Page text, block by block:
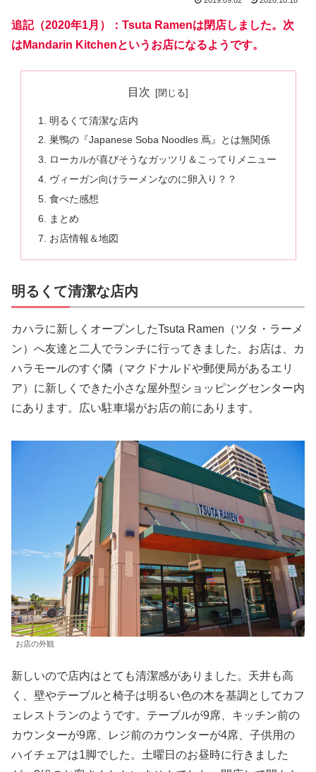
追記（2020年1月）：Tsuta Ramenは閉店しました。次
はMandarin Kitchenというお店になるようです。
目次
明るくて清潔な店内
巣鴨の『Japanese Soba Noodles 蔦』とは無関係
ローカルが喜びそうなガッツリ＆こってりメニュー
ヴィーガン向けラーメンなのに卵入り？？
食べた感想
まとめ
お店情報＆地図
明るくて清潔な店内
カハラに新しくオープンしたTsuta Ramen（ツタ・ラーメ
ン）へ友達と二人でランチに行ってきました。お店は、カ
ハラモールのすぐ隣（マクドナルドや郵便局があるエリ
ア）に新しくできた小さな屋外型ショッピングセンター内
にあります。広い駐車場がお店の前にあります。
お店の外観
新しいので店内はとても清潔感がありました。天井も高
く、壁やテーブルと椅子は明るい色の木を基調としてカフ
ェレストランのようです。テーブルが9席、キッチン前の
カウンターが9席、レジ前のカウンターが4席、子供用の
ハイチェアは1脚でした。土曜日のお昼時に行きました